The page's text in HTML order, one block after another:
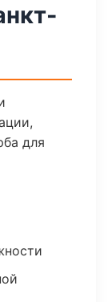
для